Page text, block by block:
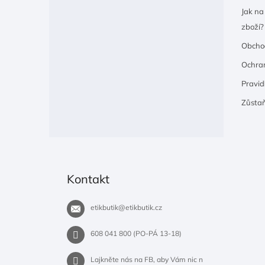
Jak
zboží?
Kontakt
etikbutik@etikbutik.cz
608 041 800 (PO-PÁ 13-18)
Lajkněte nás na FB, aby Vám nic n